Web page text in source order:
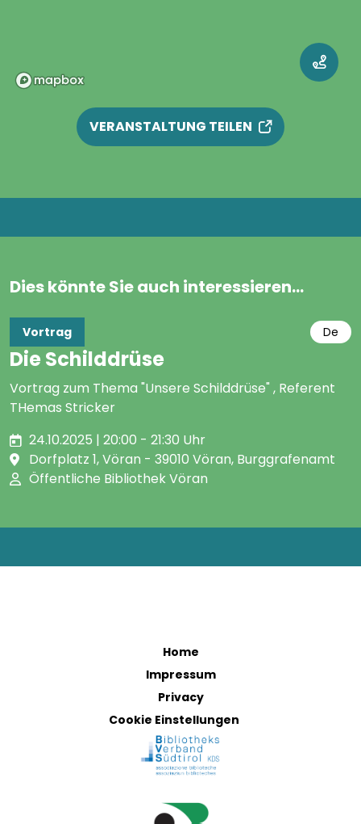
VERANSTALTUNG TEILEN
Dies könnte Sie auch interessieren...
Vortrag De
Die Schilddrüse
Vortrag zum Thema "Unsere Schilddrüse" , Referent
THemas Stricker
24.10.2025 | 20:00 - 21:30 Uhr
Dorfplatz 1, Vöran - 39010 Vöran, Burggrafenamt
Öffentliche Bibliothek Vöran
Home
Impressum
Privacy
Cookie Einstellungen